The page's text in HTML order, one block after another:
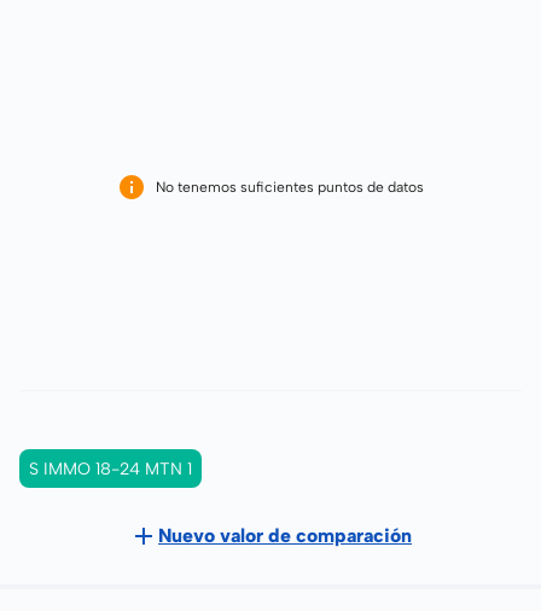
No tenemos suficientes puntos de datos
S IMMO 18-24 MTN 1
Nuevo valor de comparación